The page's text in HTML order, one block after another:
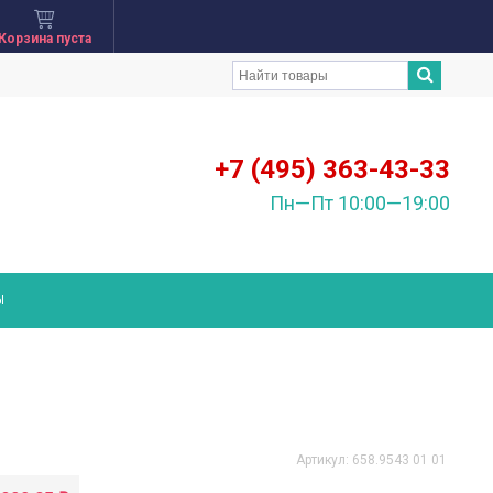
Корзина пуста
+7 (495) 363-43-33
Пн—Пт 10:00—19:00
Артикул: 658.9543 01 01